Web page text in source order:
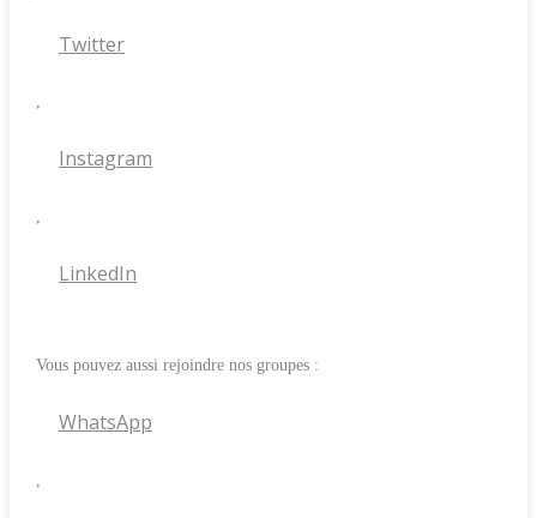
Twitter
,
Instagram
LinkedIn
Vous pouvez aussi rejoindre nos groupes :
WhatsApp